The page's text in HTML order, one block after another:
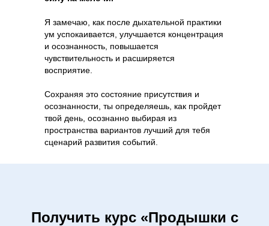
Я замечаю, как после дыхательной практики
ум успокаивается, улучшается концентрация
и осознанность, повышается
чувствительность и расширяется
восприятие.
Сохраняя это состояние присутствия и
осознанности, ты определяешь, как пройдет
твой день, осознанно выбирая из
пространства вариантов лучший для тебя
сценарий развития событий.
Получить курс «Продышки с